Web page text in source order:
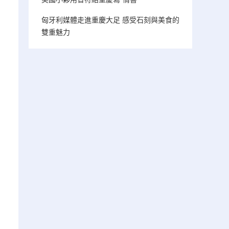
匈牙利媒體走進重慶大足 感受石刻與美食的
雙重魅力